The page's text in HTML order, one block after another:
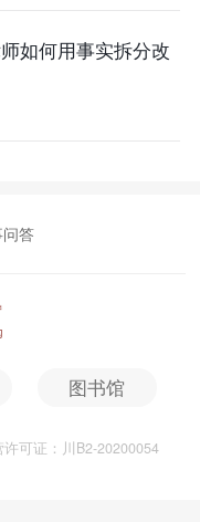
如何用事实拆分改
答
图书馆
可证：川B2-20200054